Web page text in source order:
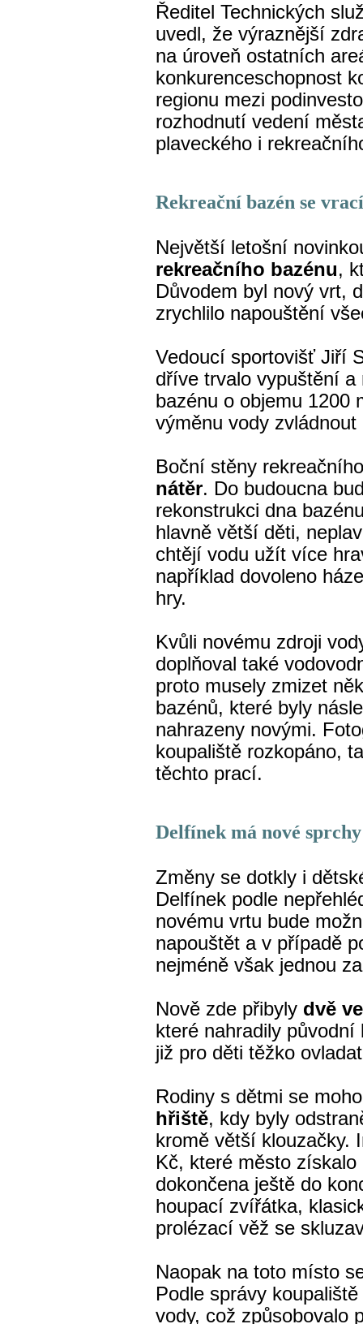
Ředitel Technických
uvedl, že výraznější
na úroveň ostatních
konkurenceschopnost
regionu mezi
rozhodnutí vedení
plaveckého i
Rekreační bazén se
Největší letošní
rekreačního bazénu,
Důvodem byl nový vrt,
zrychlilo napouštění
Vedoucí sportovišť Jiří
dříve trvalo vypuštění
bazénu o objemu 1200
výměnu vody
Boční stěny
nátěr. Do budoucna
rekonstrukci dna
hlavně větší děti,
chtějí vodu užít více
například dovoleno
hry.
Kvůli novému zdroji
doplňoval také
proto musely zmizet
bazénů, které byly
nahrazeny novými.
koupaliště rozkopáno,
těchto prací.
Delfínek má nové
Změny se dotkly i
Delfínek podle
novému vrtu bude
napouštět a v případě
nejméně však jednou
Nově zde přibyly dvě
které nahradily
již pro děti těžko
Rodiny s dětmi se
hřiště, kdy byly
kromě větší klouzačky.
Kč, které město
dokončena ještě do
houpací zvířátka,
prolézací věž se
Naopak na toto místo
Podle správy
vody, což způsobovalo